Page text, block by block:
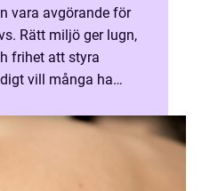
vara avgörande för
Rätt miljö ger lugn,
frihet att styra
vill många ha